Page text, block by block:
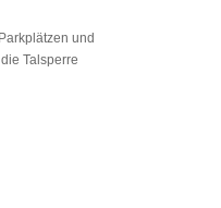
und
Talsperre